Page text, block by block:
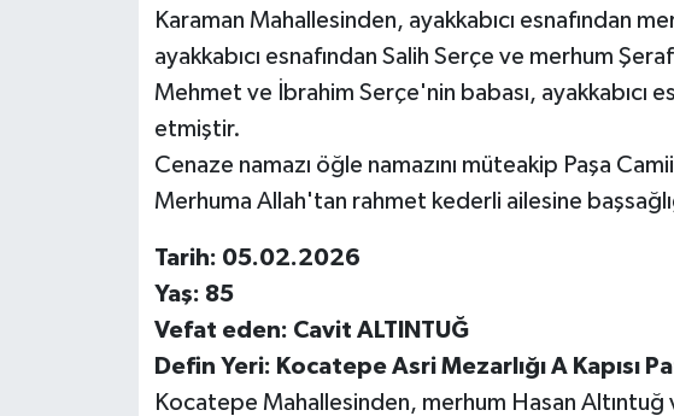
Karaman Mahallesinden, ayakkabıcı esnafından
ayakkabıcı esnafından Salih Serçe ve merhum
Mehmet ve İbrahim Serçe'nin babası, ayakkabıcı
etmiştir.
Cenaze namazı öğle namazını müteakip Paşa
Merhuma Allah'tan rahmet kederli ailesine
Tarih: 05.02.2026
Yaş: 85
Vefat eden: Cavit ALTINTUĞ
Defin Yeri: Kocatepe Asri Mezarlığı A Kapısı
Kocatepe Mahallesinden, merhum Hasan Altıntuğ